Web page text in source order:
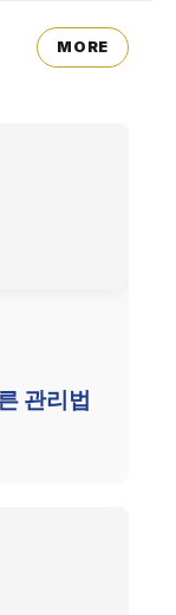
MORE
관리법